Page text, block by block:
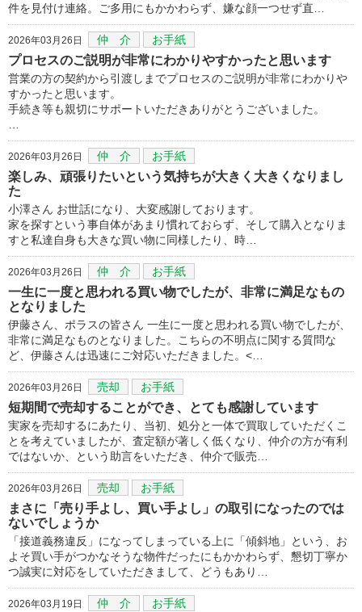
件を見付け連絡。ご多用にもかかわらず、嫌な顔一つせず直…
2026年03月26日 仲 介 お手紙
プロセスのご説明が非常にわかりやすかったと思います
営業の方の契約から引渡しまでプロセスのご説明が非常にわかりや
すかったと思います。
手続き等も親切にサポートいただきありがとうございました。
2026年03月26日 仲 介 お手紙
楽しみ、頑張りたいという気持ちが大きく大きくなりまし
た
小澤さん お世話になり、大変感謝しております。
家を探すという事自体があまり慣れておらず、そして購入となりま
すと私達自身も大きな買い物に同様したり、時…
2026年03月26日 仲 介 お手紙
一生に一度と思われる買い物でしたが、非常に満足なもの
となりました
伊藤さん、ポラスの皆さん 一生に一度と思われる買い物でしたが、
非常に満足なものとなりました。こちらの不明点に関する質問な
ど、伊藤さんは迅速にご対応いただきました。<…
2026年03月26日 売却 お手紙
短期間で売却することができ、とても感謝しています
実家を売却するにあたり、当初、処分と一体で買取していただくこ
とを考えていましたが、査定額が著しく低くなり、仲介の方が有利
ではないか、という助言をいただき、仲介で販売…
2026年03月26日 売却 お手紙
まさに「売り手よし、買い手よし」の取引になったのでは
ないでしょうか
「接道義務違反」になってしまっている上に「傾斜地」という、お
よそ買い手がつかなそうな物件だったにもかかわらず、懇切丁寧か
つ誠実に対応をしていただきまして、どうもあり…
2026年03月19日 仲 介 お手紙